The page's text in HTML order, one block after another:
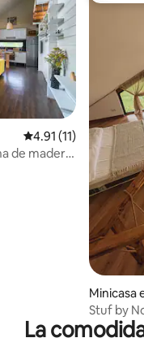
Calificación
4.91 (11)
de madera
Minicasa
Stuf by
La